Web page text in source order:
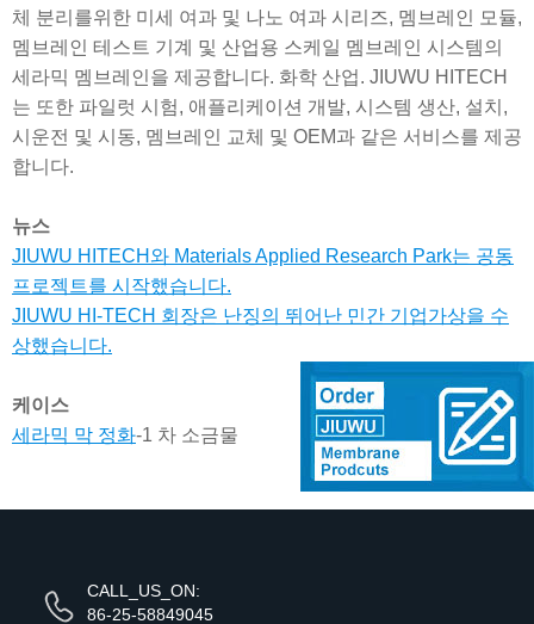
체 분리를위한 미세 여과 및 나노 여과 시리즈, 멤브레인 모듈,
멤브레인 테스트 기계 및 산업용 스케일 멤브레인 시스템의
세라믹 멤브레인을 제공합니다. 화학 산업. JIUWU HITECH
는 또한 파일럿 시험, 애플리케이션 개발, 시스템 생산, 설치,
시운전 및 시동, 멤브레인 교체 및 OEM과 같은 서비스를 제공
합니다.
뉴스
JIUWU HITECH와 Materials Applied Research Park는 공동
프로젝트를 시작했습니다.
JIUWU HI-TECH 회장은 난징의 뛰어난 민간 기업가상을 수
상했습니다.
케이스
세라믹 막 정화-1 차 소금물
CALL_US_ON:
86-25-58849045